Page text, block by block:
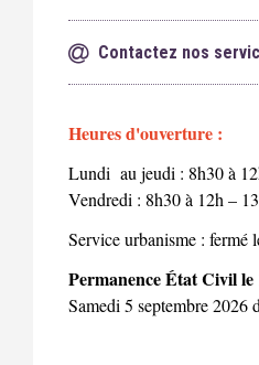
Contactez nos
Heures d'ouverture :
Lundi au jeudi : 8h30 à
Vendredi : 8h30 à 12h –
Service urbanisme : fermé
Permanence État Civil le
Samedi 5 septembre 2026